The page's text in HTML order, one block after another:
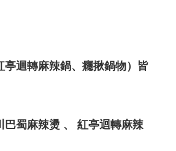
迴轉麻辣鍋、癮揪鍋物）皆
巴蜀麻辣燙 、 紅亭迴轉麻辣